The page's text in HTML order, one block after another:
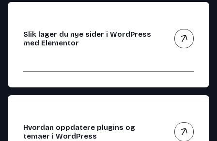
Slik lager du nye sider i WordPress
med Elementor
Hvordan oppdatere plugins og
temaer i WordPress